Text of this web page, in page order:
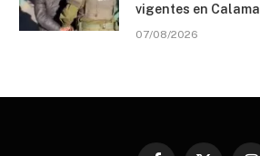
vigentes en Calama
07/08/2026